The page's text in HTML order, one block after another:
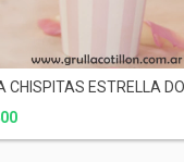
CHISPITAS ESTRELLA